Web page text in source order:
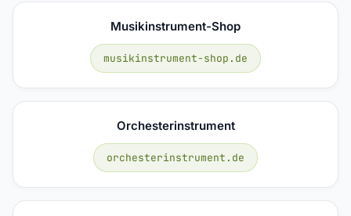
Musikinstrument-Shop
musikinstrument-shop.de
Orchesterinstrument
orchesterinstrument.de